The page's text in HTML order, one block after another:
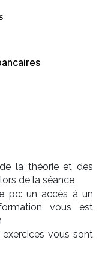
la théorie et des
de la séance
pc: un accès à un
vous est
vous sont